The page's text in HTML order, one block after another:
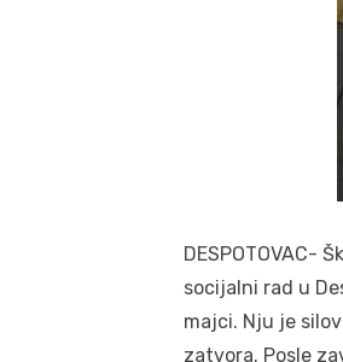
DESPOTOVAC-
socijalni rad u
majci. Nju je
zatvora. Posle